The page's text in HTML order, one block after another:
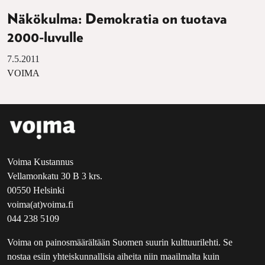
Näkökulma: Demokratia on tuotava
2000-luvulle
7.5.2011
VOIMA
Voima Kustannus
Vellamonkatu 30 B 3 krs.
00550 Helsinki
voima(at)voima.fi
044 238 5109
Voima on painosmäärältään Suomen suurin kulttuurilehti. Se
nostaa esiin yhteiskunnallisia aiheita niin maailmalta kuin